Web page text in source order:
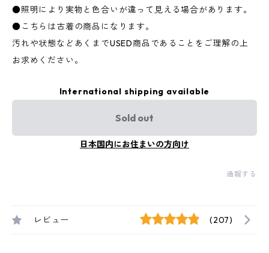
●照明により実物と色合いが違って見える場合があります。
●こちらは古着の商品になります。
汚れや状態などあくまでUSED商品であることをご理解の上
お求めください。
International shipping available
Sold out
日本国内にお住まいの方向け
通報する
レビュー (207)